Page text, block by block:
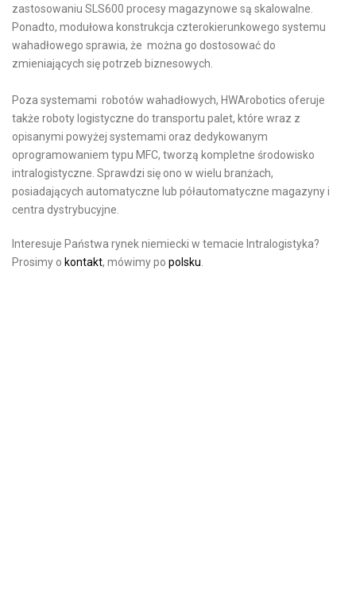
zastosowaniu SLS600 procesy magazynowe są skalowalne.
Ponadto, modułowa konstrukcja czterokierunkowego systemu
wahadłowego sprawia, że można go dostosować do
zmieniających się potrzeb biznesowych.
Poza systemami robotów wahadłowych, HWArobotics oferuje
także roboty logistyczne do transportu palet, które wraz z
opisanymi powyżej systemami oraz dedykowanym
oprogramowaniem typu MFC, tworzą kompletne środowisko
intralogistyczne. Sprawdzi się ono w wielu branżach,
posiadających automatyczne lub półautomatyczne magazyny i
centra dystrybucyjne.
Interesuje Państwa rynek niemiecki w temacie Intralogistyka?
Prosimy o kontakt, mówimy po polsku.